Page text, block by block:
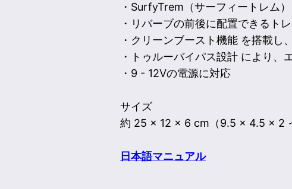
・SurfyTrem（サーフィートレム
・リバーブの前後に配置できるト
・クリーンブースト機能 を搭載し
・トゥルーバイパス設計 により、
・9 - 12Vの電源に対応
サイズ
約 25 × 12 × 6 cm（9.5 × 4.5 × 2
日本語マニュアル